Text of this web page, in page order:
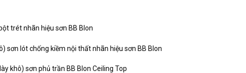
trét nhãn hiệu sơn BB Blon
sơn lót chống kiềm nội thất nhãn hiệu sơn BB Blon
khô) sơn phủ trần BB Blon Ceiling Top